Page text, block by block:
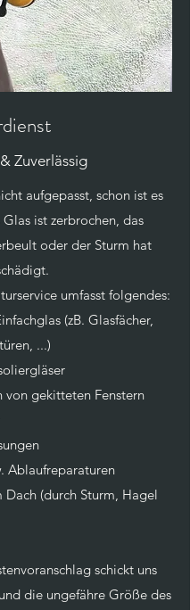
Zuverlässig
aufgepasst, schon ist es
ist zerbrochen, das
oder der Sturm hat
umfasst folgendes:
(zB. Glasfächer,
...)
von gekitteten Fenstern
Ablaufreparaturen
Dach (durch Sturm, Hagel
schickt uns
die ungefähre Größe des